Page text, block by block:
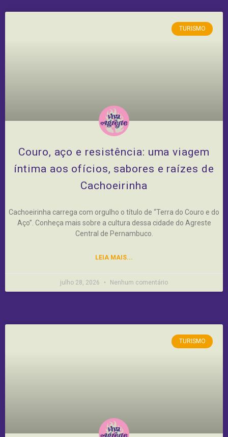
TURISMO
Couro, aço e resistência: uma viagem
íntima aos ofícios, sabores e raízes de
Cachoeirinha
Cachoeirinha carrega com orgulho o título de “Terra do Couro e do
Aço”. Conheça mais sobre a cultura dessa cidade do Agreste
Central de Pernambuco.
LEIA MAIS...
julho 28, 2026 Nenhum comentário
TURISMO